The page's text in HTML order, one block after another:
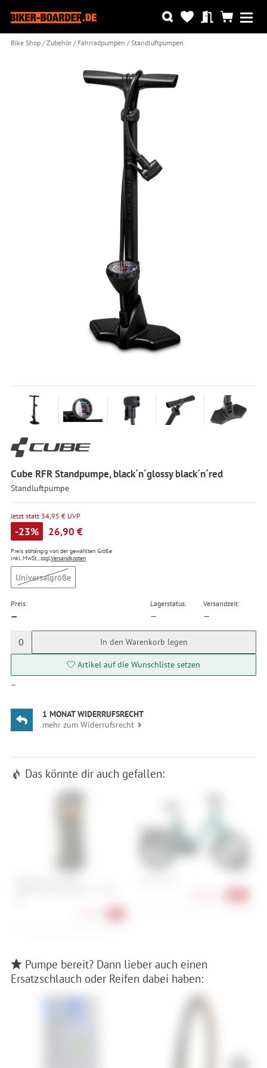
Bike Shop Zubehör Fahrradpumpen Standluftpumpen
Cube RFR Standpumpe, black´n´glossy black´n´red
Standluftpumpe
Jetzt statt 34,95 € UVP
-23% 26,90 €
Preis abhängig von der gewählten Größe
inkl. MwSt., zzgl.Versandkosten
Universalgröße
Preis:
—
Lagerstatus:
—
Versandzeit:
—
0 In den Warenkorb legen
Artikel auf die Wunschliste setzen
—
1 MONAT WIDERRUFSRECHT
mehr zum Widerrufsrecht
Das könnte dir auch gefallen:
Pumpe bereit? Dann lieber auch einen
Ersatzschlauch oder Reifen dabei haben: